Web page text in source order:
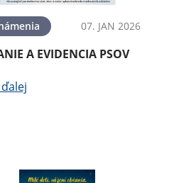
07. JAN 2026
A EVIDENCIA PSOV